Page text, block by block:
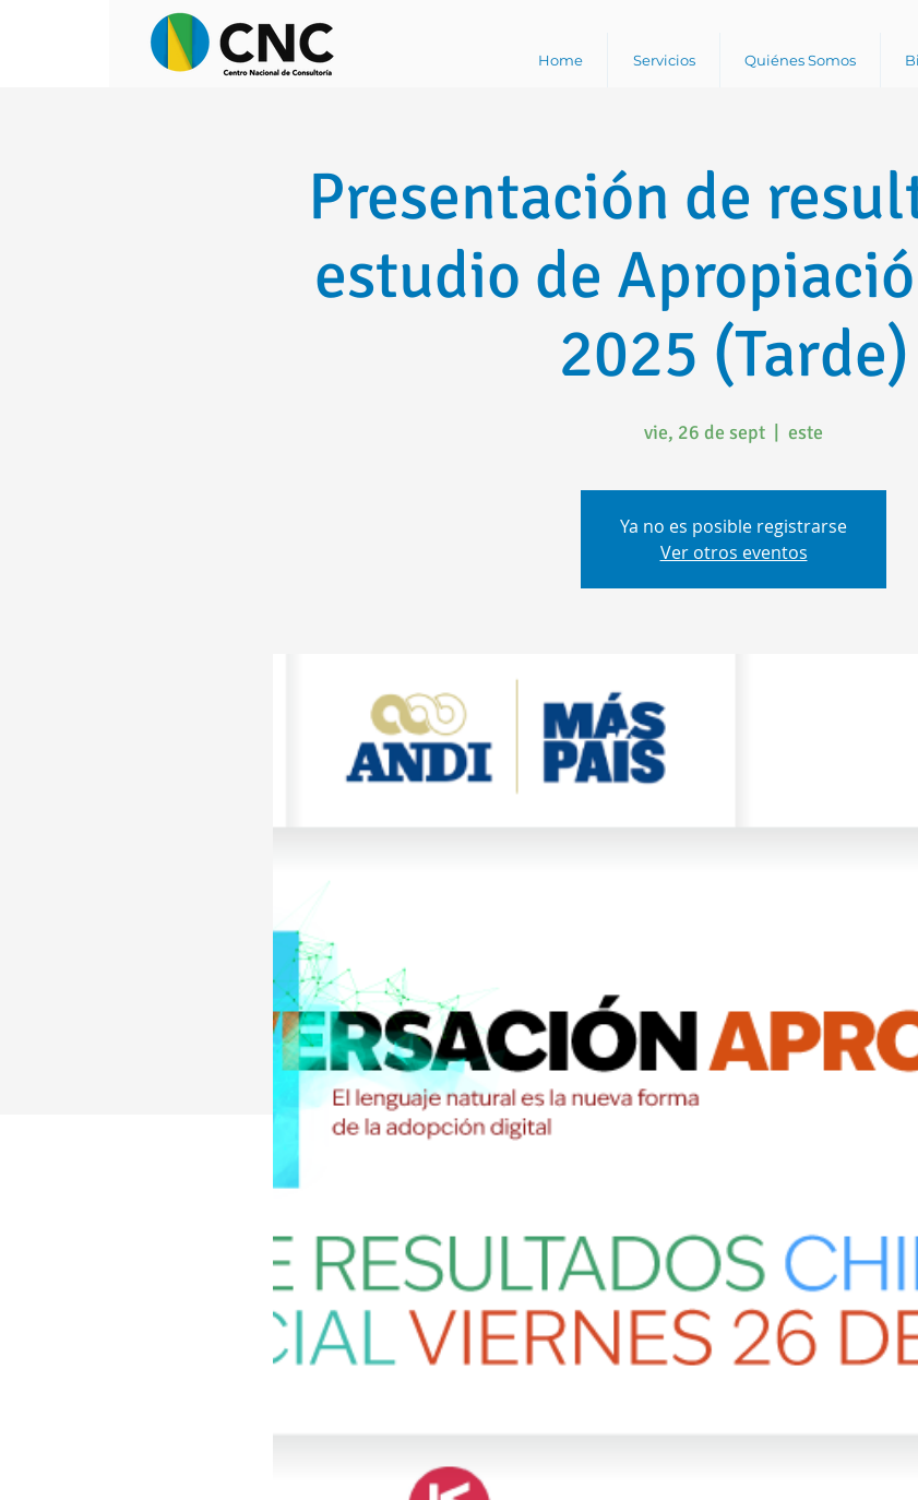
Home Servicios Quiénes Somos
Presentación de
estudio de
2025 (Tarde)
vie, 26 de sept este
Ya no es posible registrarse
Ver otros eventos